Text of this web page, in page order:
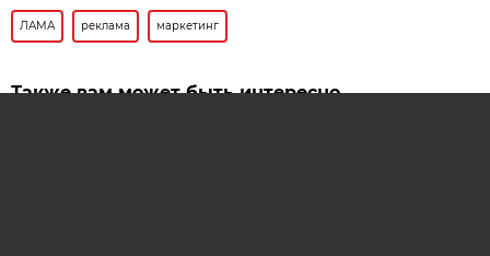
ЛАМА реклама маркетинг
Также вам может быть интересно